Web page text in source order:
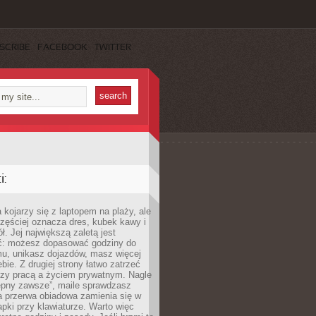
FACEBOOK TWITTER
kojarzy się z laptopem na plaży, ale
oznacza dres, kubek kawy i
Jej największą zaletą jest
możesz dopasować godziny do
unikasz dojazdów, masz więcej
Z drugiej strony łatwo zatrzeć
pracą a życiem prywatnym. Nagle
zawsze”, maile sprawdzasz
przerwa obiadowa zamienia się w
przy klawiaturze. Warto więc